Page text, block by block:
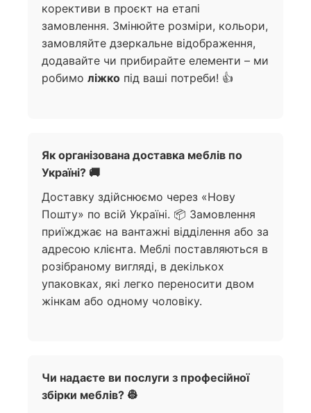
корективи в проєкт на етапі
замовлення. Змінюйте розміри, кольори,
замовляйте дзеркальне відображення,
додавайте чи прибирайте елементи – ми
робимо ліжко під ваші потреби! 👍
Як організована доставка меблів по
Україні? 🚚
Доставку здійснюємо через «Нову
Пошту» по всій Україні. 📦 Замовлення
приїжджає на вантажні відділення або за
адресою клієнта. Меблі поставляються в
розібраному вигляді, в декількох
упаковках, які легко переносити двом
жінкам або одному чоловіку.
Чи надаєте ви послуги з професійної
збірки меблів? 👷